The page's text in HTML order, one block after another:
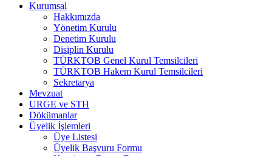
Kurumsal
Hakkımızda
Yönetim Kurulu
Denetim Kurulu
Disiplin Kurulu
TÜRKTOB Genel Kurul Temsilcileri
TÜRKTOB Hakem Kurul Temsilcileri
Sekretarya
Mevzuat
URGE ve STH
Dökümanlar
Üyelik İşlemleri
Üye Listesi
Üyelik Başvuru Formu